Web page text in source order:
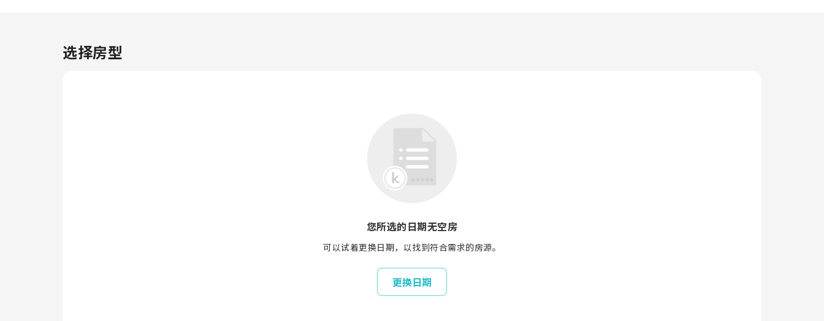
具，您的饮用需求一定会得到满
足。 值得注意的是，部分客房浴
选择房型
您所选的日期无空房
可以试着更换日期，以找到符合需求的房源。
更换日期